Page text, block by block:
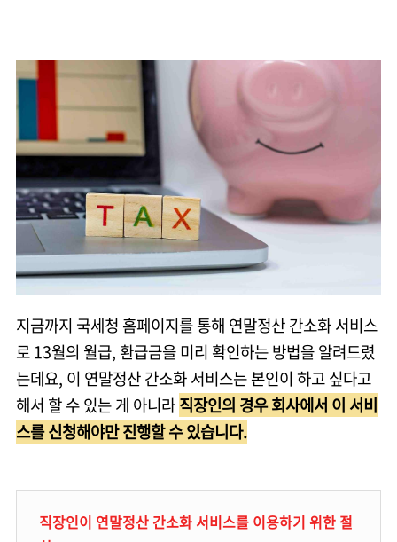
지금까지 국세청 홈페이지를 통해 연말정산 간소화 서비스
로 13월의 월급, 환급금을 미리 확인하는 방법을 알려드렸
는데요, 이 연말정산 간소화 서비스는 본인이 하고 싶다고
해서 할 수 있는 게 아니라직장인의 경우 회사에서 이 서비
스를 신청해야만 진행할 수 있습니다.
직장인이 연말정산 간소화 서비스를 이용하기 위한 절